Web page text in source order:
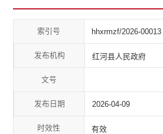
索引号 hhxrmzf/2026-00013
发布机构 红河县人民政府
文号
发布日期 2026-04-09
时效性 有效